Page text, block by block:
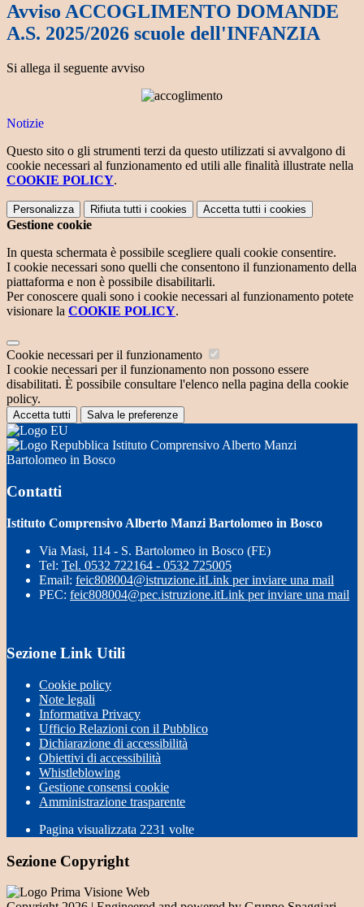
Avviso ACCOGLIMENTO DOMANDE
A.S. 2025/2026 scuole dell'INFANZIA
Si allega il seguente avviso
Notizie
Questo sito o gli strumenti terzi da questo utilizzati si avvalgono di
cookie necessari al funzionamento ed utili alle finalità illustrate nella
COOKIE POLICY.
Personalizza Rifiuta tutti i cookies Accetta tutti i cookies
Gestione cookie
In questa schermata è possibile scegliere quali cookie consentire.
I cookie necessari sono quelli che consentono il funzionamento della
piattaforma e non è possibile disabilitarli.
Per conoscere quali sono i cookie necessari al funzionamento potete
visionare la COOKIE POLICY.
Cookie necessari per il funzionamento
I cookie necessari per il funzionamento non possono essere
disabilitati. È possibile consultare l'elenco nella pagina della cookie
policy.
Accetta tutti Salva le preferenze
Istituto Comprensivo Alberto Manzi
Bartolomeo in Bosco
Contatti
Istituto Comprensivo Alberto Manzi Bartolomeo in Bosco
Via Masi, 114 - S. Bartolomeo in Bosco (FE)
Tel: Tel. 0532 722164 - 0532 725005
Email: feic808004@istruzione.itLink per inviare una mail
PEC: feic808004@pec.istruzione.itLink per inviare una mail
Sezione Link Utili
Cookie policy
Note legali
Informativa Privacy
Ufficio Relazioni con il Pubblico
Dichiarazione di accessibilità
Obiettivi di accessibilità
Whistleblowing
Gestione consensi cookie
Amministrazione trasparente
Pagina visualizzata 2231 volte
Sezione Copyright